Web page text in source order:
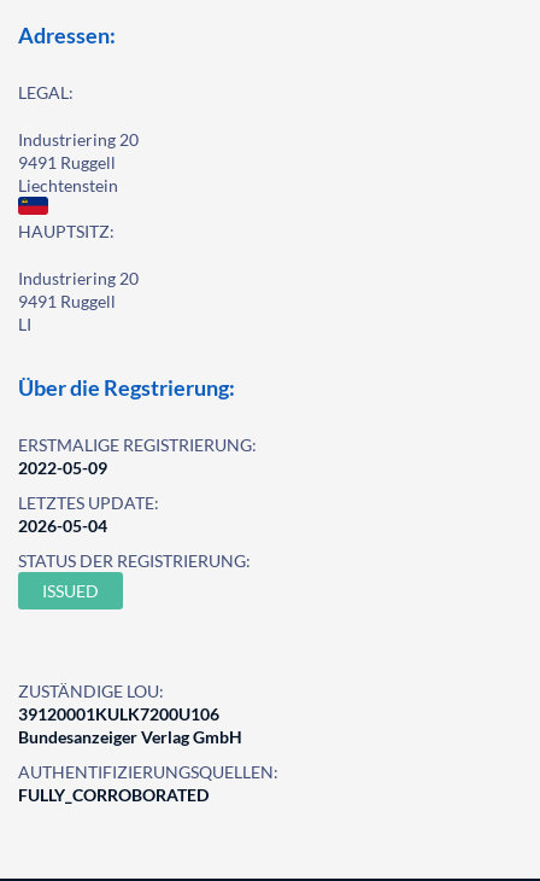
Adressen:
LEGAL:
Industriering 20
9491 Ruggell
Liechtenstein
HAUPTSITZ:
Industriering 20
9491 Ruggell
LI
Über die Regstrierung:
ERSTMALIGE REGISTRIERUNG:
2022-05-09
LETZTES UPDATE:
2026-05-04
STATUS DER REGISTRIERUNG:
ISSUED
ZUSTÄNDIGE LOU:
39120001KULK7200U106
Bundesanzeiger Verlag GmbH
AUTHENTIFIZIERUNGSQUELLEN:
FULLY_CORROBORATED